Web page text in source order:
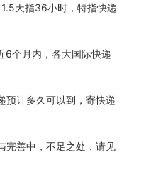
天指36小时，特指快递
个月内，各大国际快递
预计多久可以到，寄快递
完善中，不足之处，请见